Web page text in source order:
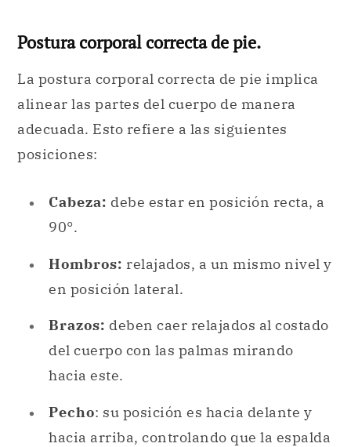
Postura corporal correcta de pie.
La postura corporal correcta de pie implica
alinear las partes del cuerpo de manera
adecuada. Esto refiere a las siguientes
posiciones:
Cabeza: debe estar en posición recta, a
90°.
Hombros: relajados, a un mismo nivel y
en posición lateral.
Brazos: deben caer relajados al costado
del cuerpo con las palmas mirando
hacia este.
Pecho: su posición es hacia delante y
hacia arriba, controlando que la espalda